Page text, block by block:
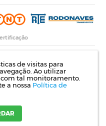
de visitas para
Ao utilizar
com tal monitoramento.
a nossa Política de
Ltda | CNPJ: 00.774.194/0001-82 |
de Medeiros, 782- Ijuí | RS